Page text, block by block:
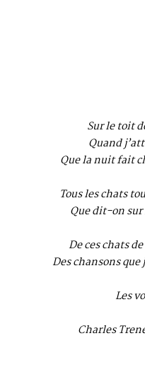
Sur le toit
Quand
Que la nuit fait
Tous les chats
Que dit-on
De ces chats
Des chansons
Les
Charles